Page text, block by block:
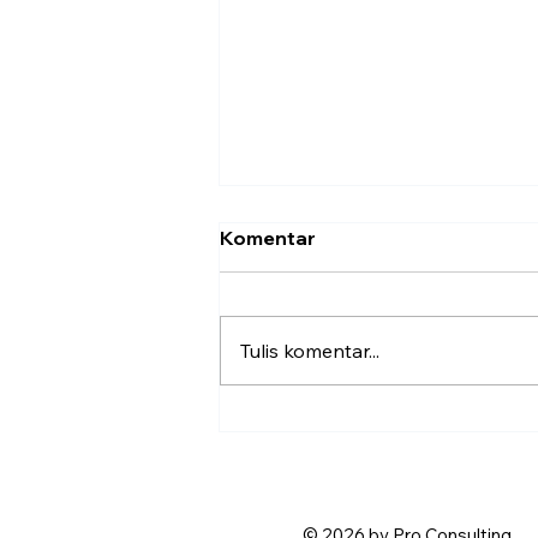
Komentar
Tulis komentar...